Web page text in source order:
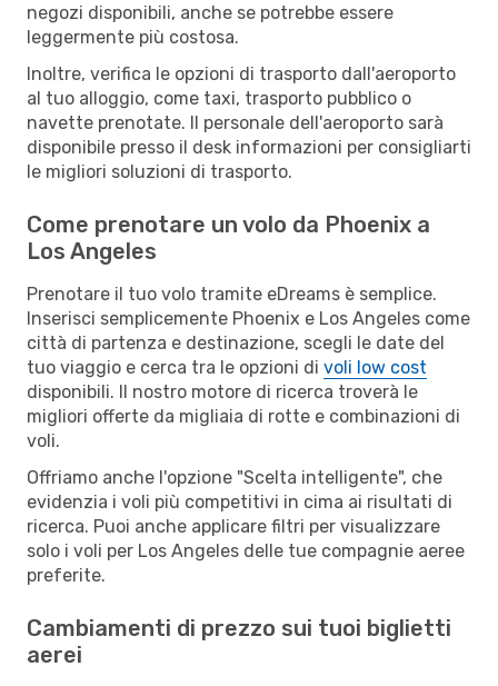
negozi disponibili, anche se potrebbe essere
leggermente più costosa.
Inoltre, verifica le opzioni di trasporto dall'aeroporto
al tuo alloggio, come taxi, trasporto pubblico o
navette prenotate. Il personale dell'aeroporto sarà
disponibile presso il desk informazioni per consigliarti
le migliori soluzioni di trasporto.
Come prenotare un volo da Phoenix a
Los Angeles
Prenotare il tuo volo tramite eDreams è semplice.
Inserisci semplicemente Phoenix e Los Angeles come
città di partenza e destinazione, scegli le date del
tuo viaggio e cerca tra le opzioni di voli low cost
disponibili. Il nostro motore di ricerca troverà le
migliori offerte da migliaia di rotte e combinazioni di
voli.
Offriamo anche l'opzione "Scelta intelligente", che
evidenzia i voli più competitivi in cima ai risultati di
ricerca. Puoi anche applicare filtri per visualizzare
solo i voli per Los Angeles delle tue compagnie aeree
preferite.
Cambiamenti di prezzo sui tuoi biglietti
aerei